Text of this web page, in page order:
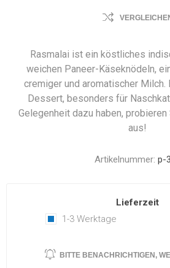
Rasmalai ist ein köstliches
weichen Paneer-Käseknödeln,
cremiger und aromatischer
Dessert, besonders für
Gelegenheit dazu haben,
aus!
Artikelnummer: p-
Lieferzeit
1-3 Werktage
BITTE BENACHRICHTIGEN,